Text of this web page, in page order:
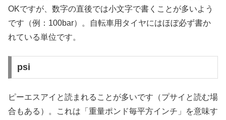
OKですが、数字の直後では小文字で書くことが多いよう
です（例：100bar）。自転車用タイヤにはほぼ必ず書か
れている単位です。
psi
ピーエスアイと読まれることが多いです（プサイと読む場
合もある）。これは「重量ポンド毎平方インチ」を意味す